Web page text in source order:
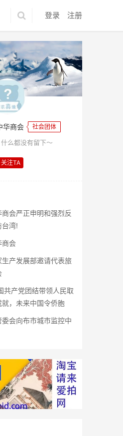
登录 注册
华商会 社会团体
么都没有留下～
注TA
会严正申明和强烈反
台湾!
商会
产发展部邀请代表旅
共产党团结带领人民取
，未来中国令侨胞
会向布市城市监控中